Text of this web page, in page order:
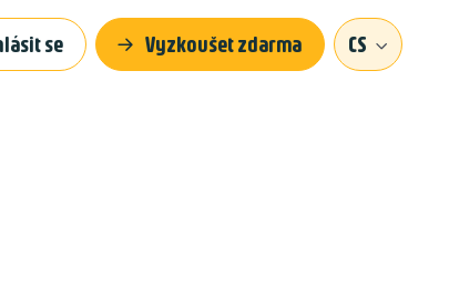
se Vyzkoušet zdarma CS